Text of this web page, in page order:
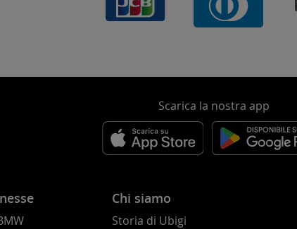
Scarica la nostra app
Chi siamo
Storia di Ubigi